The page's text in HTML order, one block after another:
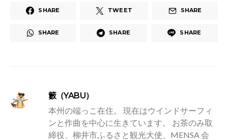
SHARE TWEET SHARE
SHARE SHARE SHARE
籔（YABU）
本州の端っこ在住。 現在はウインドサーフィ
ンと作曲を中心に生きています。 お茶のみ取
締役、柳井市ふるさと観光大使、MENSA 会